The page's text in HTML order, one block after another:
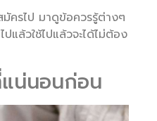
ครไป มาดูข้อควรรู้ต่างๆ
แล้วใช้ไปแล้วจะได้ไม่ต้อง
แน่นอนก่อน